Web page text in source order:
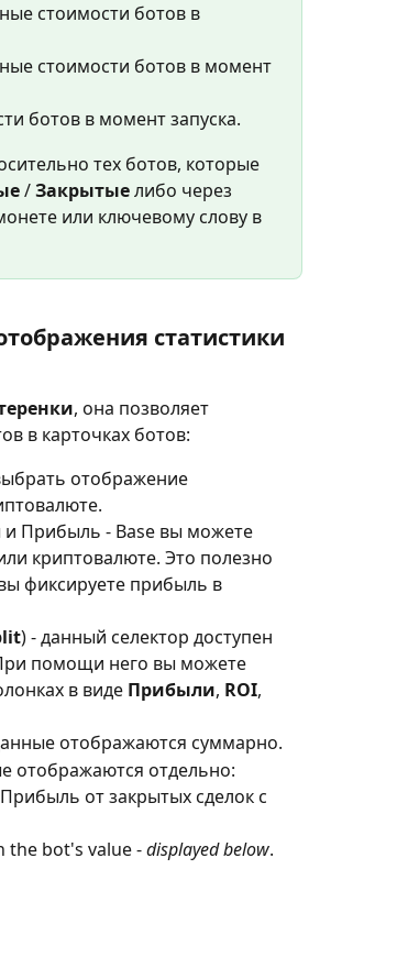
стоимости ботов в
стоимости ботов в момент
ботов в момент запуска.
тех ботов, которые
/ Закрытые либо через
или ключевому слову в
статистики
, она позволяет
в карточках ботов:
отображение
и Прибыль - Base вы можете
криптовалюте. Это полезно
фиксируете прибыль в
) - данный селектор доступен
помощи него вы можете
в виде Прибыли, ROI,
отображаются суммарно.
отображаются отдельно:
от закрытых сделок с
the bot's value - displayed below.